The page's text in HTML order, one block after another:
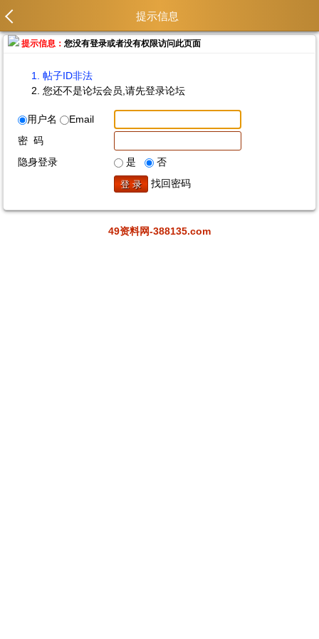
提示信息
提示信息：您没有登录或者没有权限访问此页面
帖子ID非法
您还不是论坛会员,请先登录论坛
用户名
Email
密 码
隐身登录
是
否
找回密码
49资料网-388135.com